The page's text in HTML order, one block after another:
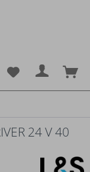
24 V 40